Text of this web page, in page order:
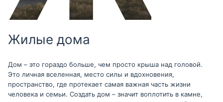
Жилые дома
Дом – это гораздо больше, чем просто крыша над головой.
Это личная вселенная, место силы и вдохновения,
пространство, где протекает самая важная часть жизни
человека и семьи. Создать дом – значит воплотить в камне,